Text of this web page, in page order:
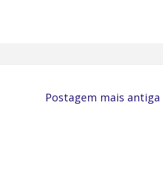
Postagem mais antiga